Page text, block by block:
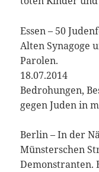
Essen – 50
Alten Synagoge
Parolen.
18.07.2014
Bedrohungen,
gegen Juden in
Berlin – In der
Münsterschen
Demonstranten.